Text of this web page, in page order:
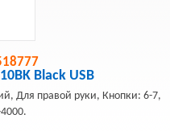
Black USB
Для правой руки, Кнопки: 6-7,